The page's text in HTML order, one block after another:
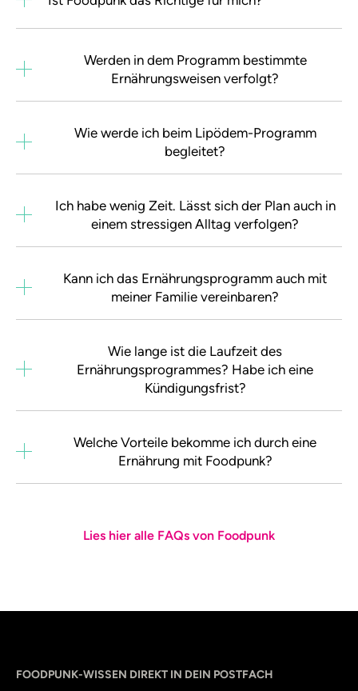
Werden in dem Programm bestimmte
Ernährungsweisen verfolgt?
Wie werde ich beim Lipödem-Programm
begleitet?
Ich habe wenig Zeit. Lässt sich der Plan auch in
einem stressigen Alltag verfolgen?
Kann ich das Ernährungsprogramm auch mit
meiner Familie vereinbaren?
Wie lange ist die Laufzeit des
Ernährungsprogrammes? Habe ich eine
Kündigungsfrist?
Welche Vorteile bekomme ich durch eine
Ernährung mit Foodpunk?
Lies hier alle FAQs von Foodpunk
FOODPUNK-WISSEN DIREKT IN DEIN POSTFACH